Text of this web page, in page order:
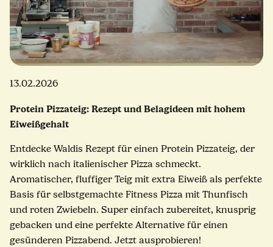
13.02.2026
Protein Pizzateig: Rezept und Belagideen mit hohem
Eiweißgehalt
Entdecke Waldis Rezept für einen Protein Pizzateig, der
wirklich nach italienischer Pizza schmeckt.
Aromatischer, fluffiger Teig mit extra Eiweiß als perfekte
Basis für selbstgemachte Fitness Pizza mit Thunfisch
und roten Zwiebeln. Super einfach zubereitet, knusprig
gebacken und eine perfekte Alternative für einen
gesünderen Pizzabend. Jetzt ausprobieren!